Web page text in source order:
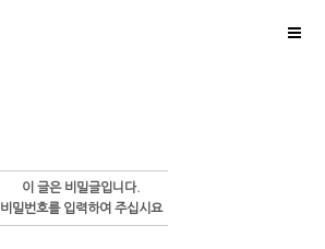
이 글은 비밀글입니다.
비밀번호를 입력하여 주십시요